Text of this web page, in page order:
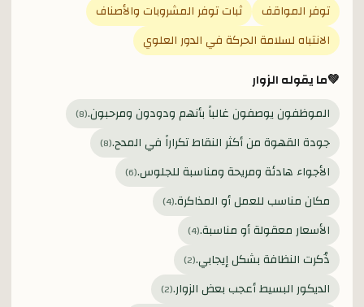
توفر المواقف
ثبات توفر المشروبات والأصناف
الانتباه لسلامة الحركة في الدور العلوي
💚ما يقوله الزوار
الموظفون يوصفون غالباً بأنهم ودودون ومرحبون.(
8
)
جودة القهوة من أكثر النقاط تكراراً في المدح.(
8
)
الأجواء هادئة ومريحة ومناسبة للجلوس.(
6
)
مكان مناسب للعمل أو المذاكرة.(
4
)
الأسعار معقولة أو مناسبة.(
4
)
ذُكرت النظافة بشكل إيجابي.(
2
)
الديكور البسيط أعجب بعض الزوار.(
2
)